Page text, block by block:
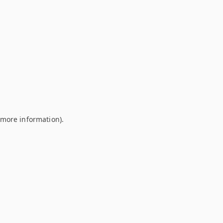
information).